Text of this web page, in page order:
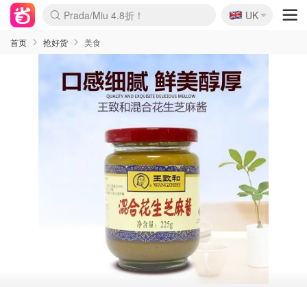
麦卢卡蜂蜜夏促！个位数！
Prada/Miu 4.8折！
啥？必胜客披萨5折！
🇬🇧
UK
首页 抢好货 美食